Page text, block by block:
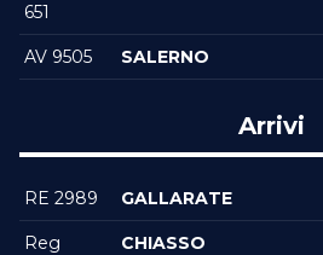
651
AV 9505 SALERNO
Arrivi
RE 2989 GALLARATE
Reg
CHIASSO